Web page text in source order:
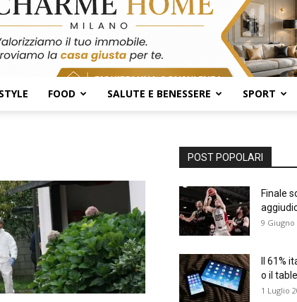
FOOD SALUTE E BENESSERE SPORT
POST POPOLARI
Finale
9 Giugno
Il 61%
o il
1 Luglio